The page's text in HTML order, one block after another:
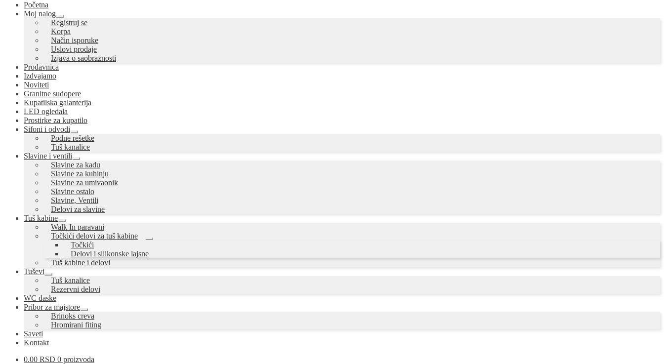
Početna
Moj nalog
Proširi
podređeni
izbornik
Registruj se
Korpa
Način isporuke
Uslovi prodaje
Izjava o saobraznosti
Prodavnica
Izdvajamo
Noviteti
Granitne sudopere
Kupatilska galanterija
LED ogledala
Prostirke za kupatilo
Sifoni i odvodi
Proširi
podređeni
izbornik
Podne rešetke
Tuš kanalice
Slavine i ventili
Proširi
podređeni
izbornik
Slavine za kadu
Slavine za kuhinju
Slavine za umivaonik
Slavine ostalo
Slavine, Ventili
Delovi za slavine
Tuš kabine
Proširi
podređeni
izbornik
Walk In paravani
Točkići delovi za tuš kabine
Proširi
Točkići
Delovi i silikonske lajsne
Tuš kabine i delovi
Tuševi
Proširi
podređeni
izbornik
Tuš kanalice
Rezervni delovi
WC daske
Pribor za majstore
Proširi
podređeni
izbornik
Brinoks creva
Hromirani fiting
Saveti
Kontakt
0.00 RSD 0 proizvoda